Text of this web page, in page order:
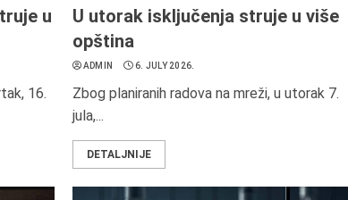
u
16.
U utorak isključenja struje u više
opština
ADMIN 6. JULY 2026.
Zbog planiranih radova na mreži, u utorak 7.
jula,...
DETALJNIJE